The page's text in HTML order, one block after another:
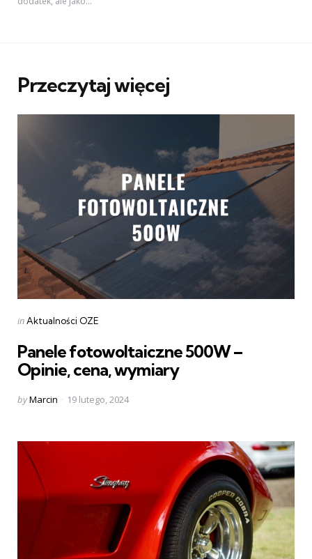
Przeczytaj więcej
Categories
Posted
inAktualności OZE
Panele fotowoltaiczne 500W –
Opinie, cena, wymiary
Posted
byMarcin 19 lutego, 2024